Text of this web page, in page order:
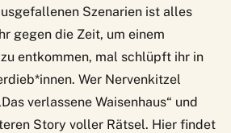
Szenarien ist alles
gegen die Zeit, um einem
entkommen, mal schlüpft ihr in
Wer Nervenkitzel
verlassene Waisenhaus“ und
Story voller Rätsel. Hier findet